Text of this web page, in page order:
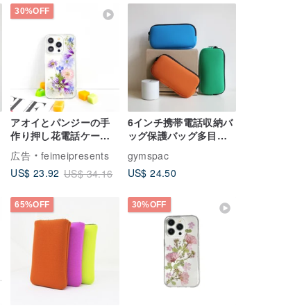
30%OFF
アオイとパンジーの手
作り押し花電話ケース
すべてのiPhone 16
Samsung A35 サムス
ンソニー用
広告
feimeipresents
US$ 23.92 US$ 34.16
6インチ携帯電話収納バ
ッグ保護バッグ多目的
ト付き
gymspac
US$ 24.50
65%OFF 30%OFF